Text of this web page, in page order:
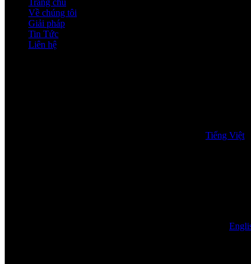
Trang chủ
Về chúng tôi
Giải pháp
Tin Tức
Liên hệ
Tiếng Việt